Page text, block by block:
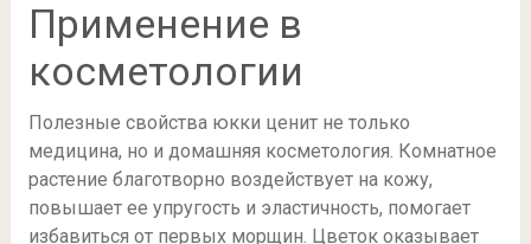
Применение в
косметологии
Полезные свойства юкки ценит не только
медицина, но и домашняя косметология. Комнатное
растение благотворно воздействует на кожу,
повышает ее упругость и эластичность, помогает
избавиться от первых морщин. Цветок оказывает